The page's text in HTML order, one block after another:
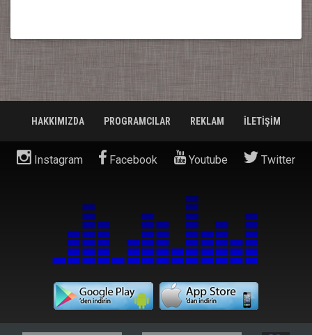
HAKKIMIZDA PROGRAMCILAR REKLAM İLETİŞİM
Instagram Facebook Youtube Twitter